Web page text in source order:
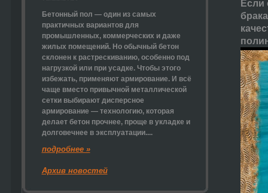
Если
Бетонный пол — один из самых
практичных вариантов для
промышленных, коммерческих и даже
жилых помещений. Но обычный бетон
склонен к растрескиванию, особенно под
нагрузкой или при усадке. Чтобы этого
избежать, применяют армирование. И всё
чаще вместо привычной металлической
сетки выбирают дисперсное
армирование — технологию, которая
делает бетон прочнее, проще в укладке и
долговечнее в эксплуатации....
подробнее »
Архив новостей